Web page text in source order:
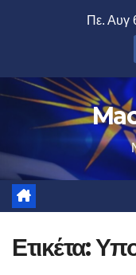
Πε. Αυγ
Ετικέτα: